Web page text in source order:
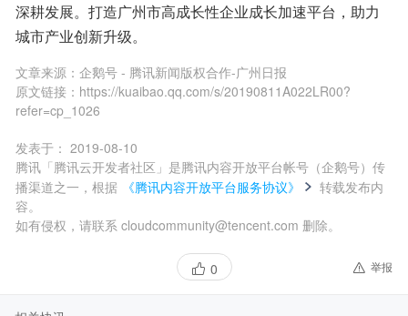
深耕发展。打造广州市高成长性企业成长加速平台，助力
城市产业创新升级。
文章来源： 企鹅号 - 腾讯新闻版权合作-广州日报
原文链接： https://kuaibao.qq.com/s/20190811A022LR00?
refer=cp_1026
发表于： 2019-08-10
腾讯「腾讯云开发者社区」是腾讯内容开放平台帐号（企鹅号）传
播渠道之一，根据
《腾讯内容开放平台服务协议》
转载发布内
容。
如有侵权，请联系 cloudcommunity@tencent.com 删除。
0 举报